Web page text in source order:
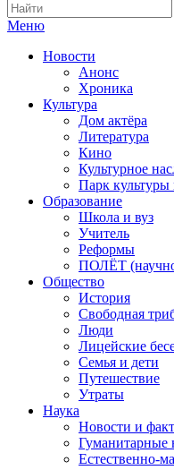
Меню
Новости
Анонс
Хроника
Культура
Дом актёра
Литература
Кино
Культурное
Парк культуры
Образование
Школа и вуз
Учитель
Реформы
ПОЛЁТ
Общество
История
Свободная
Люди
Лицейские
Семья и дети
Путешествие
Утраты
Наука
Новости и
Гуманитарные
Естественно-